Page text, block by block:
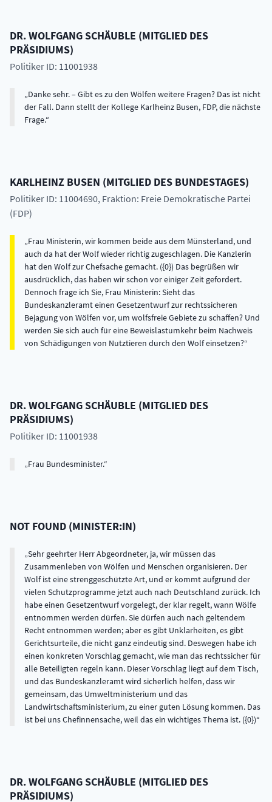
DR.WOLFGANGSCHÄUBLE (MITGLIED DES
PRÄSIDIUMS)
Politiker ID: 11001938
Danke sehr. – Gibt es zu den Wölfen weitere Fragen? Das ist nicht
der Fall. Dann stellt der Kollege Karlheinz Busen, FDP, die nächste
Frage.
KARLHEINZ BUSEN (MITGLIED DES BUNDESTAGES)
Politiker ID: 11004690, Fraktion: Freie Demokratische Partei
(FDP)
Frau Ministerin, wir kommen beide aus dem Münsterland, und
auch da hat der Wolf wieder richtig zugeschlagen. Die Kanzlerin
hat den Wolf zur Chefsache gemacht. ({0}) Das begrüßen wir
ausdrücklich, das haben wir schon vor einiger Zeit gefordert.
Dennoch frage ich Sie, Frau Ministerin: Sieht das
Bundeskanzleramt einen Gesetzentwurf zur rechtssicheren
Bejagung von Wölfen vor, um wolfsfreie Gebiete zu schaffen? Und
werden Sie sich auch für eine Beweislastumkehr beim Nachweis
von Schädigungen von Nutztieren durch den Wolf einsetzen?
DR.WOLFGANGSCHÄUBLE (MITGLIED DES
PRÄSIDIUMS)
Politiker ID: 11001938
Frau Bundesminister.
NOT FOUND (MINISTER:IN)
Sehr geehrter Herr Abgeordneter, ja, wir müssen das
Zusammenleben von Wölfen und Menschen organisieren. Der
Wolf ist eine strenggeschützte Art, und er kommt aufgrund der
vielen Schutzprogramme jetzt auch nach Deutschland zurück. Ich
habe einen Gesetzentwurf vorgelegt, der klar regelt, wann Wölfe
entnommen werden dürfen. Sie dürfen auch nach geltendem
Recht entnommen werden; aber es gibt Unklarheiten, es gibt
Gerichtsurteile, die nicht ganz eindeutig sind. Deswegen habe ich
einen konkreten Vorschlag gemacht, wie man das rechtssicher für
alle Beteiligten regeln kann. Dieser Vorschlag liegt auf dem Tisch,
und das Bundeskanzleramt wird sicherlich helfen, dass wir
gemeinsam, das Umweltministerium und das
Landwirtschaftsministerium, zu einer guten Lösung kommen. Das
ist bei uns Chefinnensache, weil das ein wichtiges Thema ist. ({0})
DR.WOLFGANGSCHÄUBLE (MITGLIED DES
PRÄSIDIUMS)